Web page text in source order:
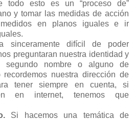
todo esto es un “proceso de”
y tomar las medidas de acción
en planos iguales e ir
sinceramente difícil de poder
preguntaran nuestra identidad y
segundo nombre o alguno de
nuestra dirección de
tener siempre en cuenta, si
en internet, tenemos que
Si hacemos una temática de